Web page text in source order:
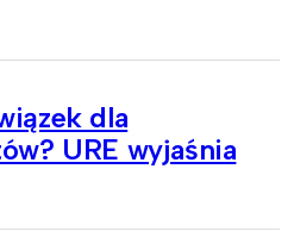
dla
URE wyjaśnia